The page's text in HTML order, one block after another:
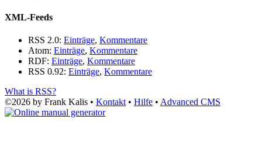
XML-Feeds
RSS 2.0: Einträge, Kommentare
Atom: Einträge, Kommentare
RDF: Einträge, Kommentare
RSS 0.92: Einträge, Kommentare
What is RSS?
©2026 by Frank Kalis • Kontakt • Hilfe • Advanced CMS